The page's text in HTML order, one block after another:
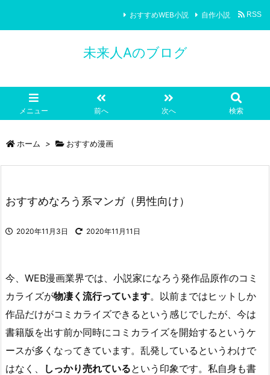
未来人Aのブログ
メニュー 前へ 次へ 検索
おすすめWEB小説 自作小説 RSS
ホーム > おすすめ漫画
おすすめなろう系マンガ（男性向け）
2020年11月3日 2020年11月11日
今、WEB漫画業界では、小説家になろう発作品原作のコミ
カライズが物凄く流行っています。以前まではヒットしか
作品だけがコミカライズできるという感じでしたが、今は
書籍版を出す前か同時にコミカライズを開始するというケ
ースが多くなってきています。乱発しているというわけで
はなく、
しっかり売れているという印象です。私自身も書